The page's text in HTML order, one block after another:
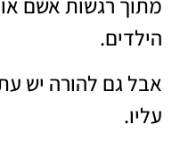
הילדים.
אבל גם להורה יש
עליו.